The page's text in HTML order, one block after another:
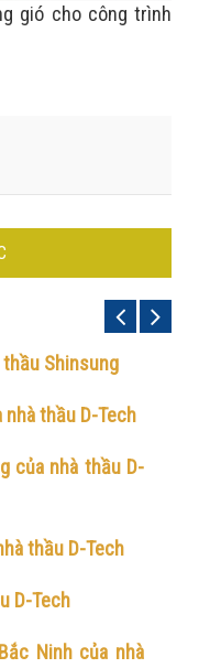
gió cho công trình
Shinsung
thầu D-Tech
của nhà thầu D-
thầu D-Tech
D-Tech
Ninh của nhà